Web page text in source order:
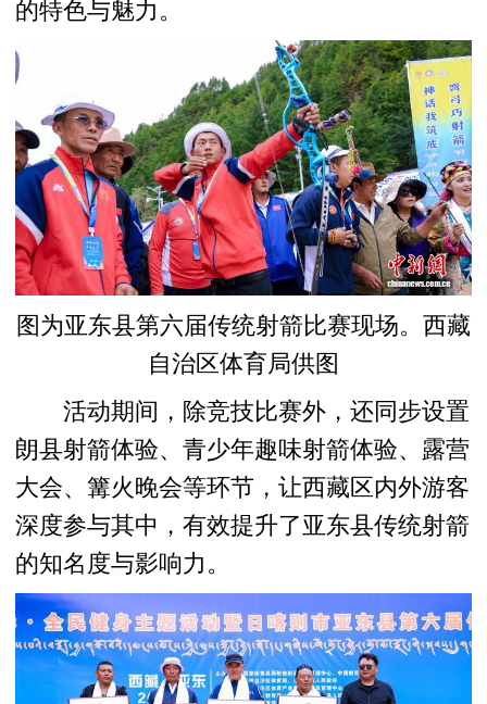
的特色与魅力。
图为亚东县第六届传统射箭比赛现场。西藏
自治区体育局供图
活动期间，除竞技比赛外，还同步设置
朗县射箭体验、青少年趣味射箭体验、露营
大会、篝火晚会等环节，让西藏区内外游客
深度参与其中，有效提升了亚东县传统射箭
的知名度与影响力。